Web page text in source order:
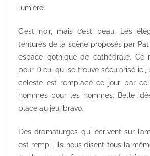
lumière.
C’est noir, mais c’est beau. Les
tentures de la scène proposés par
espace gothique de cathédrale. Ce
pour Dieu, qui se trouve sécularisé ici,
céleste est remplacé ce jour par
hommes pour les hommes. Belle
place au jeu, bravo.
Des dramaturges qui écrivent sur
est rempli. Ils nous disent tous la